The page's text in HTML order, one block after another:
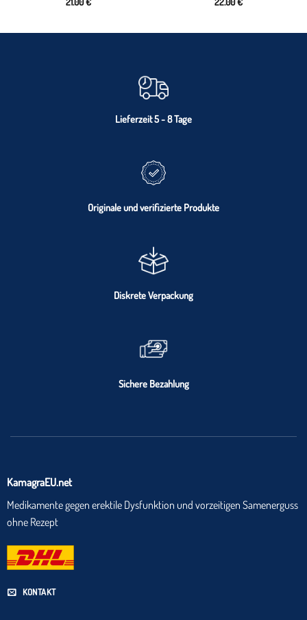
Lieferzeit 5 - 8 Tage
Originale und verifizierte Produkte
Diskrete Verpackung
Sichere Bezahlung
KamagraEU.net
Medikamente gegen erektile Dysfunktion und vorzeitigen Samenerguss
ohne Rezept
KONTAKT